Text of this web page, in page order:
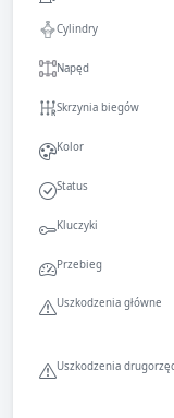
Cylindry
Napęd
Skrzynia biegów
Kolor
Status
Kluczyki
Przebieg
Uszkodzenia główne
Uszkodzenia